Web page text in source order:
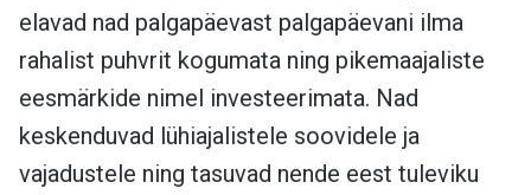
elavad nad palgapäevast palgapäevani ilma
rahalist puhvrit kogumata ning pikemaajaliste
eesmärkide nimel investeerimata. Nad
keskenduvad lühiajalistele soovidele ja
vajadustele ning tasuvad nende eest tuleviku